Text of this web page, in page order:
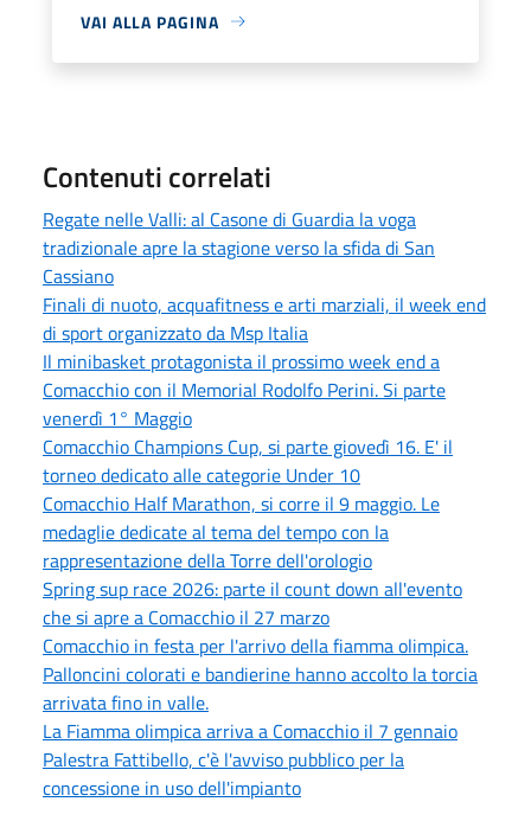
VAI ALLA PAGINA
Contenuti correlati
Regate nelle Valli: al Casone di Guardia la voga
tradizionale apre la stagione verso la sfida di San
Cassiano
Finali di nuoto, acquafitness e arti marziali, il week end
di sport organizzato da Msp Italia
Il minibasket protagonista il prossimo week end a
Comacchio con il Memorial Rodolfo Perini. Si parte
venerdì 1° Maggio
Comacchio Champions Cup, si parte giovedì 16. E' il
torneo dedicato alle categorie Under 10
Comacchio Half Marathon, si corre il 9 maggio. Le
medaglie dedicate al tema del tempo con la
rappresentazione della Torre dell'orologio
Spring sup race 2026: parte il count down all'evento
che si apre a Comacchio il 27 marzo
Comacchio in festa per l'arrivo della fiamma olimpica.
Palloncini colorati e bandierine hanno accolto la torcia
arrivata fino in valle.
La Fiamma olimpica arriva a Comacchio il 7 gennaio
Palestra Fattibello, c'è l'avviso pubblico per la
concessione in uso dell'impianto